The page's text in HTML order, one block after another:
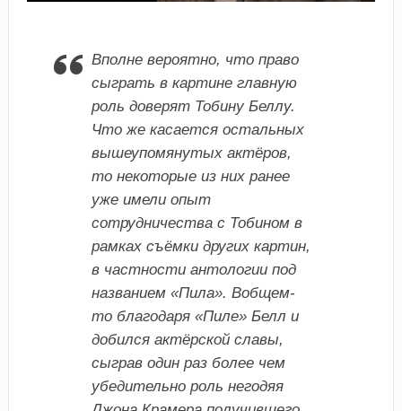
Вполне вероятно, что право
сыграть в картине главную
роль доверят Тобину Беллу.
Что же касается остальных
вышеупомянутых актёров,
то некоторые из них ранее
уже имели опыт
сотрудничества с Тобином в
рамках съёмки других картин,
в частности антологии под
названием «Пила». Вобщем-
то благодаря «Пиле» Белл и
добился актёрской славы,
сыграв один раз более чем
убедительно роль негодяя